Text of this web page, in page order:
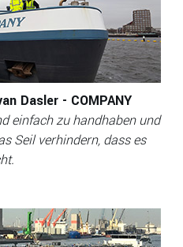
Dasler - COMPANY
einfach zu handhaben und
Seil verhindern, dass es